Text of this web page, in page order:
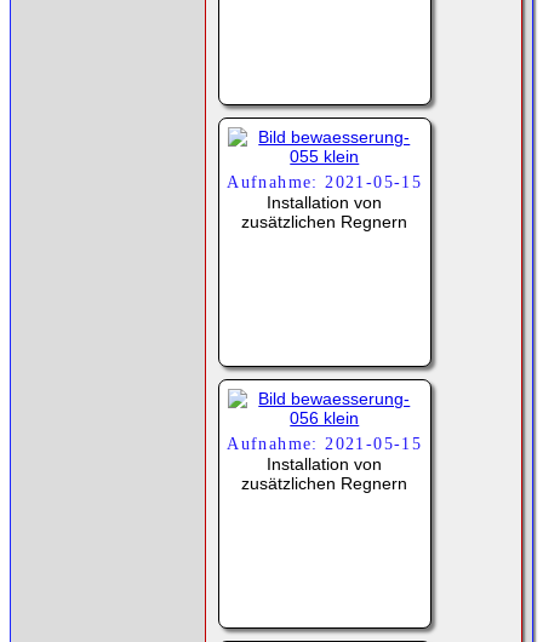
Aufnahme: 2021-05-15
Installation von
zusätzlichen Regnern
Aufnahme: 2021-05-15
Installation von
zusätzlichen Regnern